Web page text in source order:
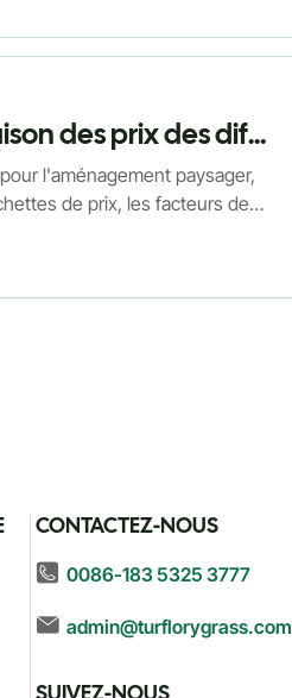
Combien coûte le gazon artificiel ? Comparaison des prix des différents types de gazon Turflory
l'aménagement paysager,
de prix, les facteurs de
CONTACTEZ-NOUS
0086-183 5325 3777
admin@turflorygrass.com